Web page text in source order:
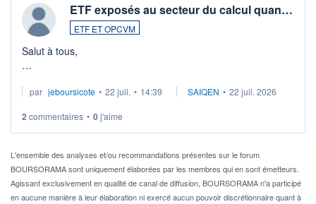
ETF exposés au secteur du calcul quan…
ETF ET OPCVM
Salut à tous,
via un ETF plutôt que des actions individuelles.
Idéalement, je voudrais qu'il soit éligible au PEA.
Pour l' ...
par jeboursicote • 22 juil. • 14:39 SAIQEN • 22 juil. 2026
2 commentaires • 0j'aime
L'ensemble des analyses et/ou recommandations présentes sur le forum
BOURSORAMA sont uniquement élaborées par les membres qui en sont émetteurs.
Agissant exclusivement en qualité de canal de diffusion, BOURSORAMA n'a participé
en aucune manière à leur élaboration ni exercé aucun pouvoir discrétionnaire quant à